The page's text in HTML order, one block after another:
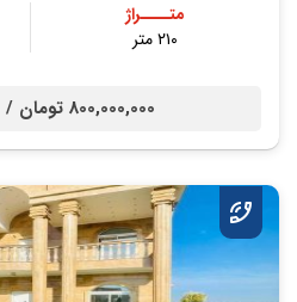
متــــراژ
۲۱۰ متر
800,000,000 تومان /